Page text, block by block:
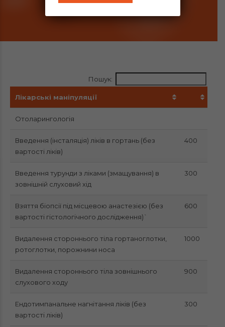
Пошук:
Лікарські маніпуляції
Отоларингологія
Введення (інсталяція) ліків в гортань (без
вартості ліків)
400
Введення турунди з ліками (змащування) в
зовнішній слуховий хід
300
Взяття біопсії під місцевою анастезією (без
вартості гістологічного дослідження)`
600
Видалення стороннього тіла гортаноглотки,
ротоглотки, порожнини носа
1000
Видалення стороннього тіла зовнішнього
слухового ходу
900
Ендотимпанальне нагнітання ліків (без
вартості ліків)
300